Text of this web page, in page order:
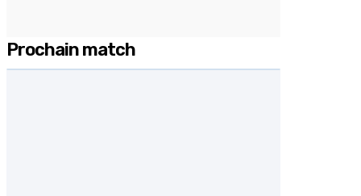
Prochain match